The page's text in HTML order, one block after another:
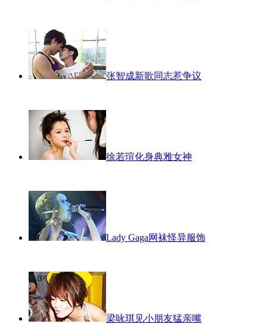
张智成新歌同志惹争议
徐若瑄化身典雅女神
Lady Gaga网袜怪异服饰
梁咏琪见小朋友猛亲嘴